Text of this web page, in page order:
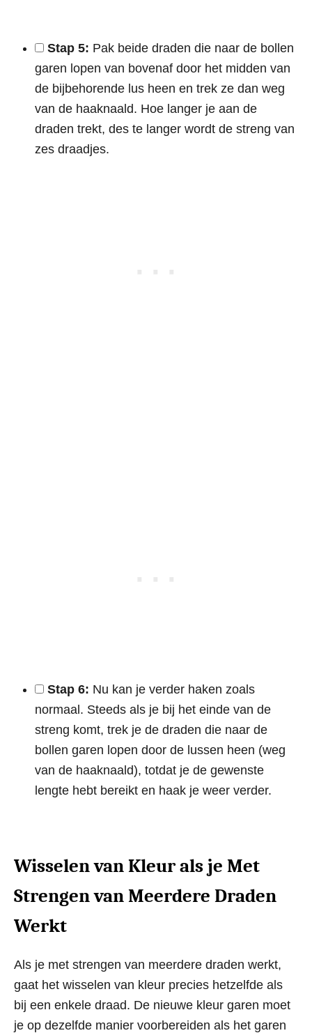
Stap 5: Pak beide draden die naar de bollen
garen lopen van bovenaf door het midden van
de bijbehorende lus heen en trek ze dan weg
van de haaknaald. Hoe langer je aan de
draden trekt, des te langer wordt de streng van
zes draadjes.
Stap 6: Nu kan je verder haken zoals
normaal. Steeds als je bij het einde van de
streng komt, trek je de draden die naar de
bollen garen lopen door de lussen heen (weg
van de haaknaald), totdat je de gewenste
lengte hebt bereikt en haak je weer verder.
Wisselen van Kleur als je Met
Strengen van Meerdere Draden
Werkt
Als je met strengen van meerdere draden werkt,
gaat het wisselen van kleur precies hetzelfde als
bij een enkele draad. De nieuwe kleur garen moet
je op dezelfde manier voorbereiden als het garen